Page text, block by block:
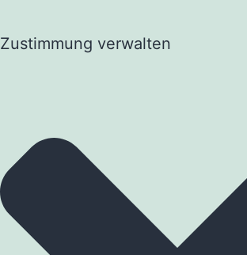
Zustimmung verwalten